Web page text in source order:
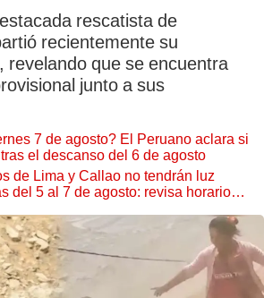
rescatista de
recientemente su
revelando que se encuentra
junto a sus
7 de agosto? El Peruano aclara si
el descanso del 6 de agosto
de Lima y Callao no tendrán luz
del 5 al 7 de agosto: revisa horarios y